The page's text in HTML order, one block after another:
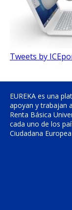
Tweets by
EUREKA es una
apoyan y trabajan
Renta Básica
cada uno de los
Ciudadana